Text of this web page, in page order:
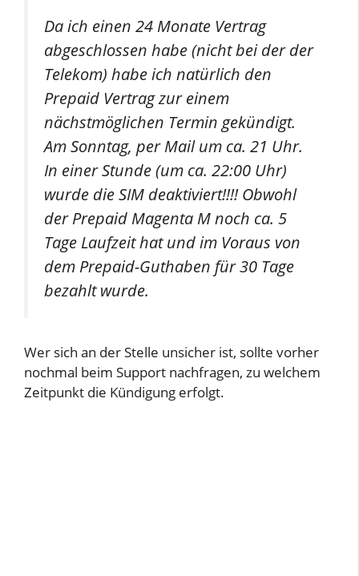
Da ich einen 24 Monate Vertrag
abgeschlossen habe (nicht bei der der
Telekom) habe ich natürlich den
Prepaid Vertrag zur einem
nächstmöglichen Termin gekündigt.
Am Sonntag, per Mail um ca. 21 Uhr.
In einer Stunde (um ca. 22:00 Uhr)
wurde die SIM deaktiviert!!!! Obwohl
der Prepaid Magenta M noch ca. 5
Tage Laufzeit hat und im Voraus von
dem Prepaid-Guthaben für 30 Tage
bezahlt wurde.
Wer sich an der Stelle unsicher ist, sollte vorher
nochmal beim Support nachfragen, zu welchem
Zeitpunkt die Kündigung erfolgt.